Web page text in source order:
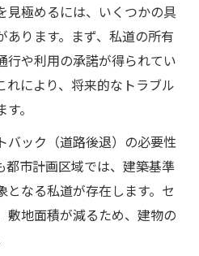
見極めるには、いくつかの具
あります。まず、私道の所有
行や利用の承諾が得られてい
れにより、将来的なトラブル
。
バック（道路後退）の必要性
都市計画区域では、建築基準
なる私道が存在します。セ
敷地面積が減るため、建物の